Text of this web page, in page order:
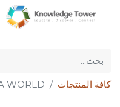
كافة المنتجات WORLD